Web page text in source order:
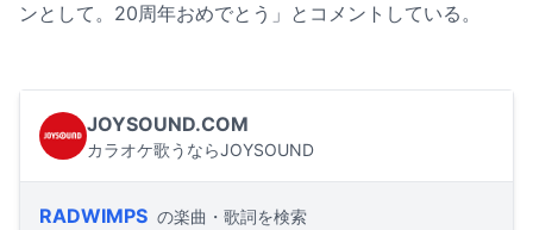
ンとして。20周年おめでとう」とコメントしている。
JOYSOUND.COM
カラオケ歌うならJOYSOUND
RADWIMPS の楽曲・歌詞を検索